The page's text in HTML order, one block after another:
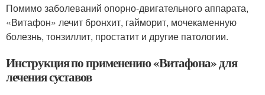
Помимо заболеваний опорно-двигательного аппарата,
«Витафон» лечит бронхит, гайморит, мочекаменную
болезнь, тонзиллит, простатит и другие патологии.
Инструкция по применению «Витафона» для
лечения суставов